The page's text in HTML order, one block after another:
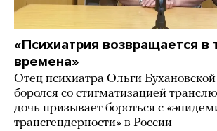
«Психиатрия возвращается в
времена»
Отец психиатра Ольги
боролся со стигматизацией
дочь призывает бороться с
трансгендерности» в России